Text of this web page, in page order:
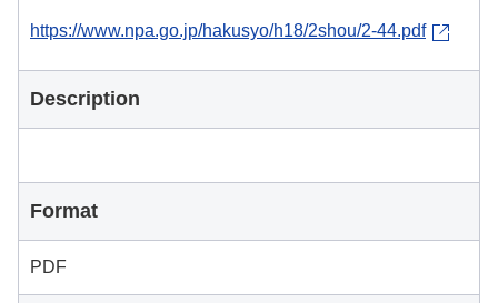
https://www.npa.go.jp/hakusyo/h18/2shou/2-44.pdf
Description
Format
PDF